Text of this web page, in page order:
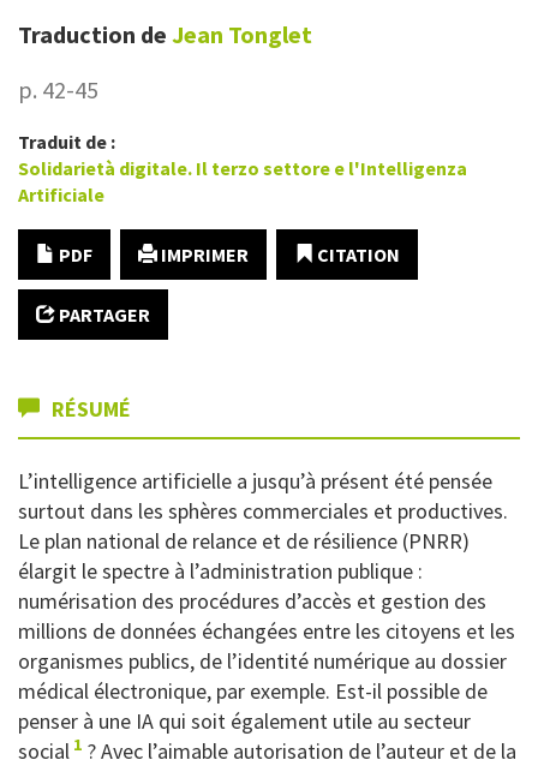
Traduction de Jean Tonglet
p. 42-45
Traduit de :
Solidarietà digitale. Il terzo settore e l'Intelligenza
Artificiale
PDF IMPRIMER CITATION
PARTAGER
RÉSUMÉ
L’intelligence artificielle a jusqu’à présent été pensée
surtout dans les sphères commerciales et productives.
Le plan national de relance et de résilience (PNRR)
élargit le spectre à l’administration publique :
numérisation des procédures d’accès et gestion des
millions de données échangées entre les citoyens et les
organismes publics, de l’identité numérique au dossier
médical électronique, par exemple. Est-il possible de
penser à une IA qui soit également utile au secteur
social 1 ? Avec l’aimable autorisation de l’auteur et de la